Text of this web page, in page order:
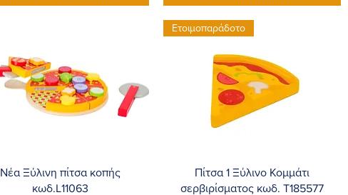
Γρήγορη προβολή
Νέα Ξύλινη πίτσα κοπής
κωδ.L11063
Γρήγορη προβολή
Ετοιμοπαράδοτο
Πίτσα 1 Ξύλινο Κομμάτι
σερβιρίσματος κωδ. T185577